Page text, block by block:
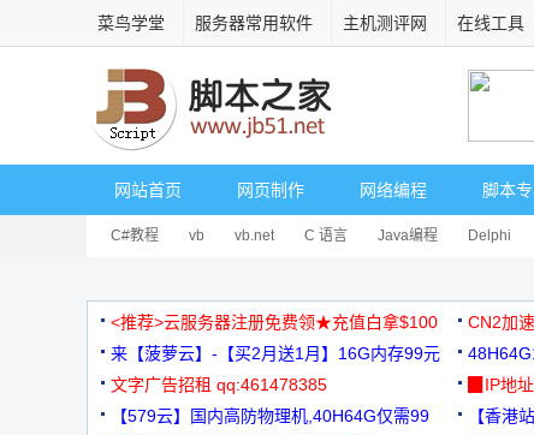
菜鸟学堂 服务器常用软件 主机测评网 在线工具
网站首页 网页制作 网络编程 脚本
C#教程 vb vb.net C 语言 Java编程 Delphi
<推荐>云服务器注册免费领★充值白拿$100 CN2加
来【菠萝云】-【买2月送1月】16G内存99元
3000+
文字广告招租 qq:461478385
▉IP地
【579云】国内高防物理机,40H64G仅需99
【香港